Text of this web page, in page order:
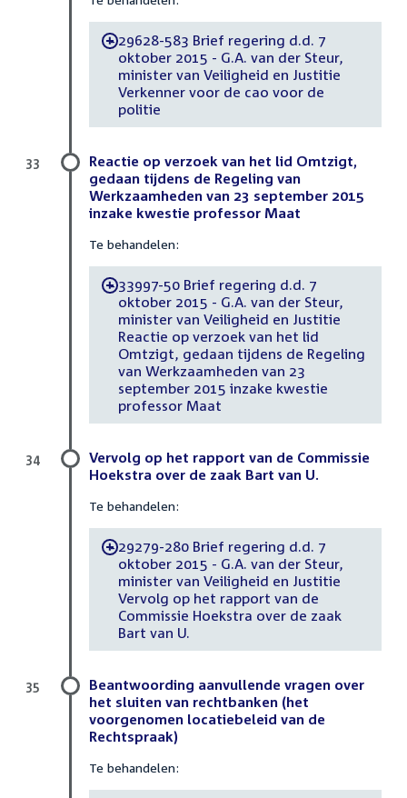
-29628-583 Brief regering d.d. 7
oktober 2015 - G.A. van der Steur,
minister van Veiligheid en Justitie
Verkenner voor de cao voor de
politie
Reactie op verzoek van het lid Omtzigt,
gedaan tijdens de Regeling van
Werkzaamheden van 23 september 2015
inzake kwestie professor Maat
Te behandelen:
-33997-50 Brief regering d.d. 7
oktober 2015 - G.A. van der Steur,
minister van Veiligheid en Justitie
Reactie op verzoek van het lid
Omtzigt, gedaan tijdens de Regeling
van Werkzaamheden van 23
september 2015 inzake kwestie
professor Maat
33
Vervolg op het rapport van de Commissie
Hoekstra over de zaak Bart van U.
Te behandelen:
-29279-280 Brief regering d.d. 7
oktober 2015 - G.A. van der Steur,
minister van Veiligheid en Justitie
Vervolg op het rapport van de
Commissie Hoekstra over de zaak
Bart van U.
34
Beantwoording aanvullende vragen over
het sluiten van rechtbanken (het
voorgenomen locatiebeleid van de
Rechtspraak)
Te behandelen:
35